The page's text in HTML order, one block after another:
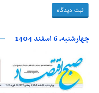
چهارشنبه، 6 اسفند 1404